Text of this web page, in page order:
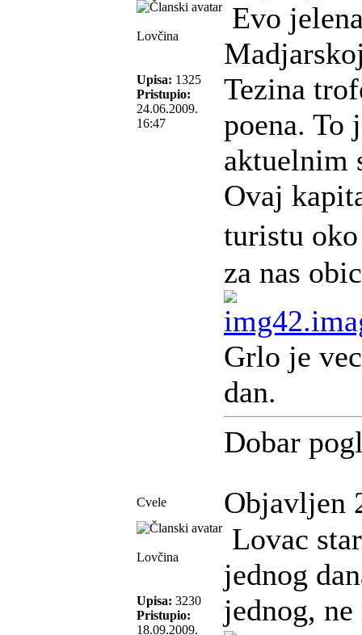
Lovčina
Upisa: 1325
Pristupio:
24.06.2009.
16:47
Evo
Tezina
poena. To
aktuelnim
Ovaj
turistu
za nas
Grlo je
dan.
Dobar
Cvele Objavljen
Lovčina
Upisa: 3230
Pristupio:
18.09.2009.
Lovac
jednog
jednog,